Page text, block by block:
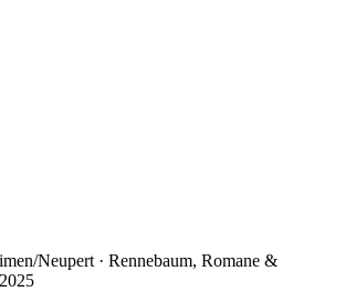
Neupert · Rennebaum, Romane &